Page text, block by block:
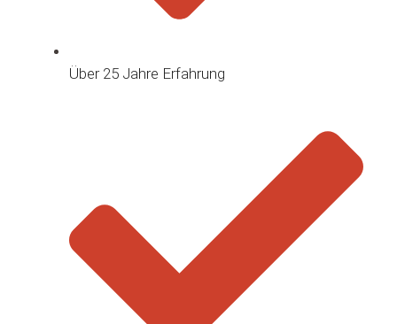
Über 25 Jahre Erfahrung